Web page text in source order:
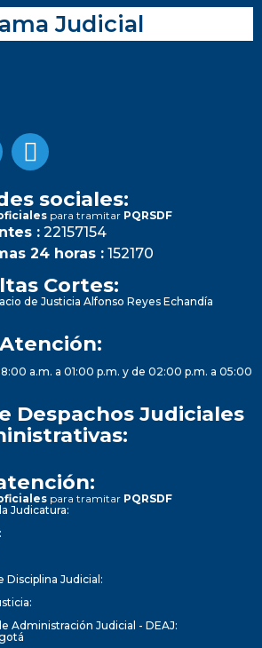
Judicial
sociales:
para tramitar PQRSDF
: 22157154
24 horas : 152170
Cortes:
de Justicia Alfonso Reyes Echandía
a.m. a 01:00 p.m. y de 02:00 p.m. a 05:00
Despachos Judiciales
para tramitar PQRSDF
Judicatura:
Disciplina Judicial:
Administración Judicial - DEAJ: